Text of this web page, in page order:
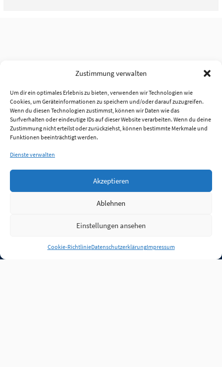
Zustimmung verwalten
Um dir ein optimales Erlebnis zu bieten, verwenden wir Technologien wie
Cookies, um Geräteinformationen zu speichern und/oder darauf zuzugreifen.
Wenn du diesen Technologien zustimmst, können wir Daten wie das
Surfverhalten oder eindeutige IDs auf dieser Website verarbeiten. Wenn du deine
Zustimmung nicht erteilst oder zurückziehst, können bestimmte Merkmale und
Funktionen beeinträchtigt werden.
Dienste verwalten
Akzeptieren
Ablehnen
Einstellungen ansehen
Cookie-RichtlinieDatenschutzerklärungImpressum
Anmelden
Jobs Partner FAQ Quellen